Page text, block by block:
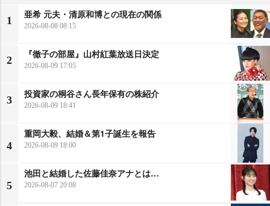
1
亜希 元夫・清原和博との現在の関係
2026-08-08 08:15
2
『徹子の部屋』山村紅葉放送日決定
2026-08-09 17:05
3
投資家の桐谷さん長年保有の株紹介
2026-08-09 18:41
4
重岡大毅、結婚＆第1子誕生を報告
2026-08-09 18:00
5
池田と結婚した佐藤佳奈アナとは…
2026-08-07 20:08